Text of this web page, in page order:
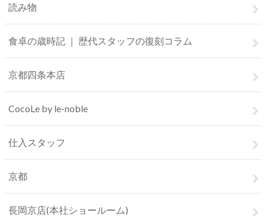
読み物
食卓の歳時記 ｜ 歴代スタッフの復刻コラム
京都四条本店
CocoLe by le-noble
仕入スタッフ
京都
長岡京店(本社ショールーム)